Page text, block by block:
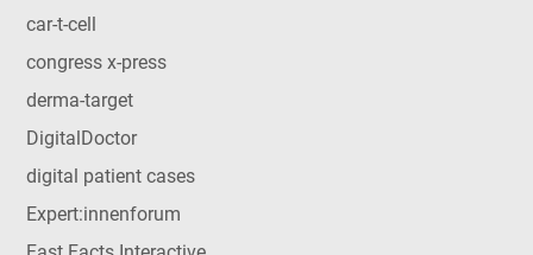
car-t-cell
congress x-press
derma-target
DigitalDoctor
digital patient cases
Expert:innenforum